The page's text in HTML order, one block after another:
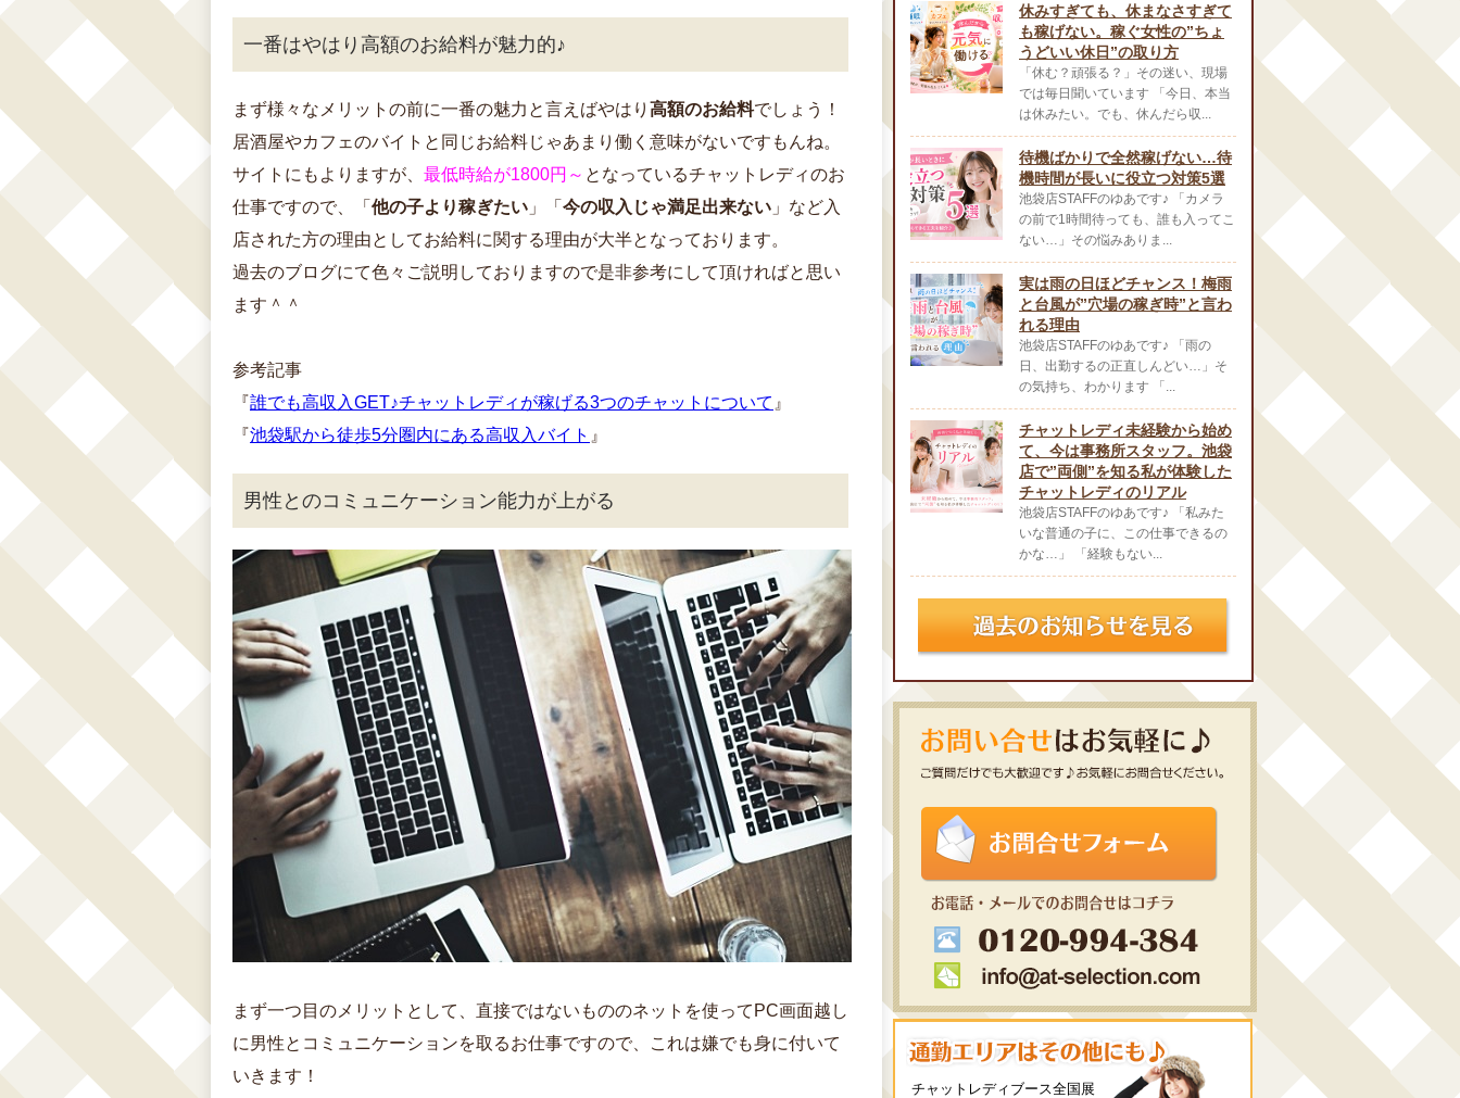
一番はやはり高額のお給料が魅力的♪
まず様々なメリットの前に一番の魅力と言えばやはり 高額のお給料でしょう！
居酒屋やカフェのバイトと同じお給料じゃあまり働く意味がないですもんね。
サイトにもよりますが、 最低時給が1800円～ となっているチャットレディのお
仕事ですので、「 他の子より稼ぎたい 」「 今の収入じゃ満足出来ない 」など入
店された方の理由としてお給料に関する理由が大半となっております。
過去のブログにて色々ご説明しておりますので是非参考にして頂ければと思い
ます＾＾
参考記事
『誰でも高収入GET♪チャットレディが稼げる3つのチャットについて 』
『池袋駅から徒歩5分圏内にある高収入バイト 』
男性とのコミュニケーション能力が上がる
まず一つ目のメリットとして、直接ではないもののネットを使ってPC画面越し
に男性とコミュニケーションを取るお仕事ですので、これは嫌でも身に付いて
いきます！
休みすぎても、休まなさすぎて
も稼げない。稼ぐ女性の”ちょ
うどいい休日”の取り方
「休む？頑張る？」その迷い、現場
では毎日聞いています 「今日、本当
は休みたい。でも、休んだら収...
待機ばかりで全然稼げない…待
機時間が長いに役立つ対策5選
池袋店STAFFのゆあです♪ 「カメラ
の前で1時間待っても、誰も入ってこ
ない…」その悩みありま...
実は雨の日ほどチャンス！梅雨
と台風が”穴場の稼ぎ時”と言わ
れる理由
池袋店STAFFのゆあです♪ 「雨の
日、出勤するの正直しんどい…」そ
の気持ち、わかります 「...
チャットレディ未経験から始め
て、今は事務所スタッフ。池袋
店で”両側”を知る私が体験した
チャットレディのリアル
池袋店STAFFのゆあです♪ 「私みた
いな普通の子に、この仕事できるの
かな…」 「経験もない...
チャットレディブース全国展